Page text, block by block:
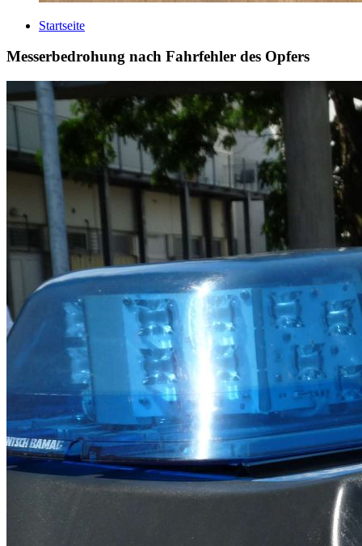
Startseite
Messerbedrohung nach Fahrfehler des Opfers